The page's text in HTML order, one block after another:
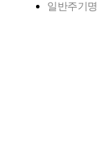
일반주기명